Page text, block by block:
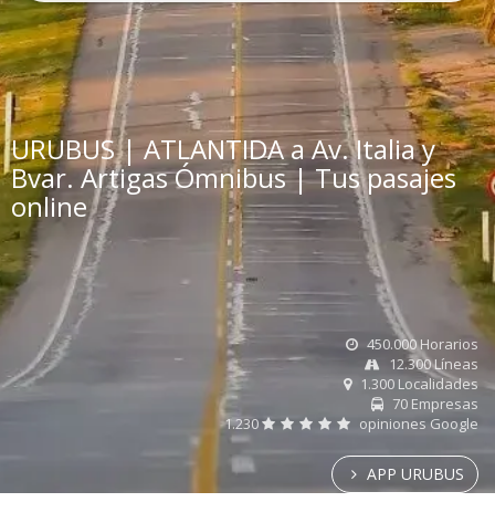
URUBUS | ATLANTIDA a Av. Italia y
Bvar. Artigas Ómnibus | Tus pasajes
online
450.000 Horarios
12.300 Líneas
1.300 Localidades
70 Empresas
1.230
opiniones Google
APP URUBUS